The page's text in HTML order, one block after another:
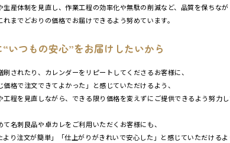
生産体制を見直し、作業工程の効率化や無駄の削減など、品質を保ちなが
れまでどおりの価格でお届けできるよう努めています。
いつもの安心”をお届けしたいから
刷されたり、カレンダーをリピートしてくださるお客様に、
価格で注文できてよかった」と感じていただけるよう、
工程を見直しながら、できる限り価格を変えずにご提供できるよう努力し
て名刺良品や卓カレをご利用いただくお客様にも、
より注文が簡単」「仕上がりがきれいで安心した」と感じていただけるよ